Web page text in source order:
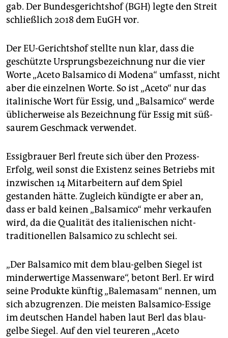
gab. Der Bundesgerichtshof (BGH) legte den Streit
schließlich 2018 dem EuGH vor.
Der EU-Gerichtshof stellte nun klar, dass die
geschützte Ursprungsbezeichnung nur die vier
Worte „Aceto Balsamico di Modena“ umfasst, nicht
aber die einzelnen Worte. So ist „Aceto“ nur das
italinische Wort für Essig, und „Balsamico“ werde
üblicherweise als Bezeichnung für Essig mit süß-
saurem Geschmack verwendet.
Essigbrauer Berl freute sich über den Prozess-
Erfolg, weil sonst die Existenz seines Betriebs mit
inzwischen 14 Mitarbeitern auf dem Spiel
gestanden hätte. Zugleich kündigte er aber an,
dass er bald keinen „Balsamico“ mehr verkaufen
wird, da die Qualität des italienischen nicht-
traditionellen Balsamico zu schlecht sei.
„Der Balsamico mit dem blau-gelben Siegel ist
minderwertige Massenware“, betont Berl. Er wird
seine Produkte künftig „Balemasam“ nennen, um
sich abzugrenzen. Die meisten Balsamico-Essige
im deutschen Handel haben laut Berl das blau-
gelbe Siegel. Auf den viel teureren „Aceto